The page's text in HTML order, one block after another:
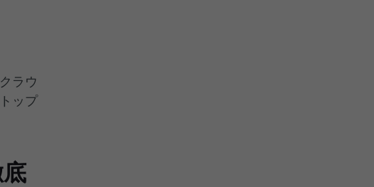
ラウ
ップ